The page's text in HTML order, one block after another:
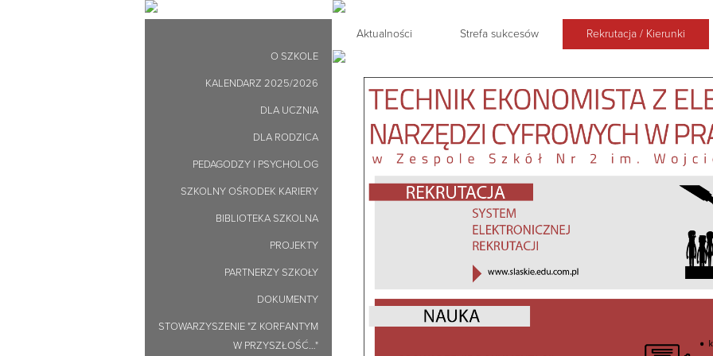
O SZKOLE
KALENDARZ 2025/2026
DLA UCZNIA
DLA RODZICA
PEDAGODZY I PSYCHOLOG
SZKOLNY OŚRODEK KARIERY
BIBLIOTEKA SZKOLNA
PROJEKTY
PARTNERZY SZKOŁY
DOKUMENTY
STOWARZYSZENIE "Z KORFANTYM
W PRZYSZŁOŚĆ…"
Aktualności Strefa sukcesów Rekrutacja / Kierunki